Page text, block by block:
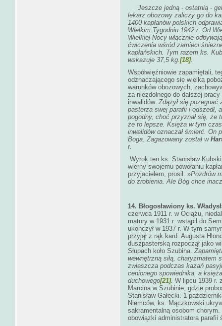
Jeszcze jedną - ostatnią -
lekarz obozowy zaliczy go do
1400 kapłanów polskich
Wielkim Tygodniu 1942 r. Od
Wielkiej Nocy włącznie
ćwiczenia wśród zamieci
kapłańskich. Tym razem ks.
wskazuje 37,5 kg.[18].
Współwięźniowie zapamiętali,
odznaczającego się wielką
warunków obozowych,
za niezdolnego do dalszej
inwalidów. Zdążył się pożegnać
pasterza swej parafii i odszedł,
pogodny, choć przyznał się, że
że to lepsze. Księża w tym
inwalidów oznaczał śmierć. On
Boga. Zagazowany został w
r.
Wyrok ten ks. Stanisław
wierny swojemu powołaniu
przyjacielem, prosił: »Pozdrów
do zrobienia. Ale Bóg chce
14. Błogosławiony ks.
czerwca 1911 r. w Ociążu,
matury w 1931 r. wstąpił do
ukończył w 1937 r. W tym
przyjął z rąk kard. Augusta
duszpasterską rozpoczął jako
Słupach koło Szubina.
wewnętrzną siłą, charyzmatem
zwłaszcza podczas kazań
cenionego spowiednika, a
duchowego[21]. W lipcu 1939 r.
Marcina w Szubinie, gdzie
Stanisław Gałecki. 1
Niemców, ks. Mączkowski
sakramentalną osobom chorym.
obowiązki administratora parafii